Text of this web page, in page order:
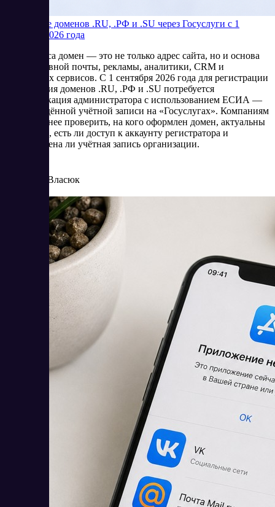
Продление доменов .RU, .РФ и .SU через Госуслуги с 1
сентября 2026 года
Для бизнеса домен — это не только адрес сайта, но и основа
корпоративной почты, рекламы, аналитики, CRM и
клиентских сервисов. С 1 сентября 2026 года для регистрации
и продления доменов .RU, .РФ и .SU потребуется
идентификация администратора с использованием ЕСИА —
подтверждённой учётной записи на «Госуслугах». Компаниям
стоит заранее проверить, на кого оформлен домен, актуальны
ли данные, есть ли доступ к аккаунту регистратора и
подготовлена ли учётная запись организации.
Елена Власюк